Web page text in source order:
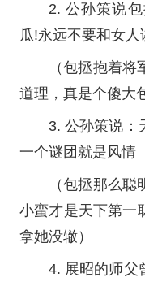
2. 公孙策说
瓜!永远不要和女人
（包拯抱着
道理，真是个傻大
3. 公孙策说：
一个谜团就是风情
（包拯那么
小蛮才是天下第一
拿她没辙）
4. 展昭的师父